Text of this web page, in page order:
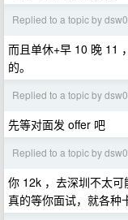
Replied to a topic by
而且单休+早 10 晚 11
的。
Replied to a topic by
先等对面发 offer 吧
Replied to a topic by
你 12k ，去深圳不太可
真的等你面试，就各种